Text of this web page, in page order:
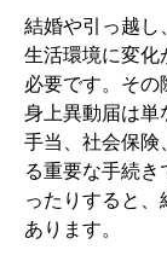
4-1. 氏名変
4-2. 住所変
4-3. 扶養家
4-4. 出産・
5. 身上異動届
5-1. 変更後
結婚や引っ越し
生活環境に変化
必要です。その
身上異動届は単
手当、社会保険
る重要な手続
ったりすると
あります。